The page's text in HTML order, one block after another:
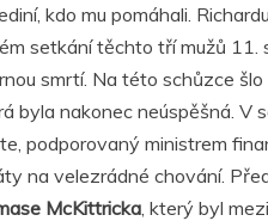
kdo mu pomáhali.
setkání těchto tří mužů
smrtí. Na této schůzce
byla nakonec neúspěšná. V
podporovaný ministrem
na velezrádné chování.
McKittricka , který byl